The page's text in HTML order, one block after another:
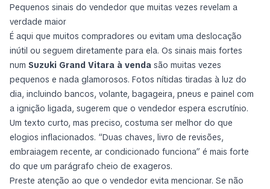
Pequenos sinais do vendedor que muitas vezes revelam a
verdade maior
É aqui que muitos compradores ou evitam uma deslocação
inútil ou seguem diretamente para ela. Os sinais mais fortes
num Suzuki Grand Vitara à venda são muitas vezes
pequenos e nada glamorosos. Fotos nítidas tiradas à luz do
dia, incluindo bancos, volante, bagageira, pneus e painel com
a ignição ligada, sugerem que o vendedor espera escrutínio.
Um texto curto, mas preciso, costuma ser melhor do que
elogios inflacionados. “Duas chaves, livro de revisões,
embraiagem recente, ar condicionado funciona” é mais forte
do que um parágrafo cheio de exageros.
Preste atenção ao que o vendedor evita mencionar. Se não